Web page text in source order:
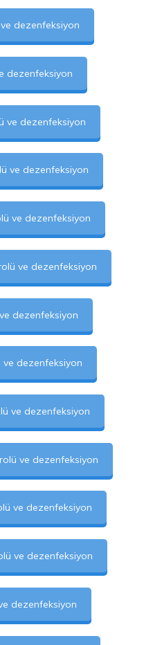
dezenfeksiyon
dezenfeksiyon
ve dezenfeksiyon
ve dezenfeksiyon
ve dezenfeksiyon
ve dezenfeksiyon
dezenfeksiyon
dezenfeksiyon
ve dezenfeksiyon
ve dezenfeksiyon
ve dezenfeksiyon
ve dezenfeksiyon
dezenfeksiyon